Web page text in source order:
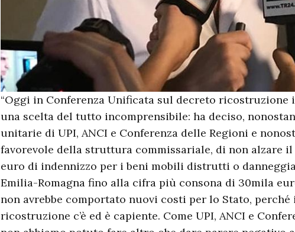
“Oggi in Conferenza Unificata sul decreto ricostruzione
una scelta del tutto incomprensibile: ha deciso,
unitarie di UPI, ANCI e Conferenza delle Regioni e
favorevole della struttura commissariale, di non alzare il
euro di indennizzo per i beni mobili distrutti o
Emilia-Romagna fino alla cifra più consona di 30mila
non avrebbe comportato nuovi costi per lo Stato,
ricostruzione c’è ed è capiente. Come UPI, ANCI e